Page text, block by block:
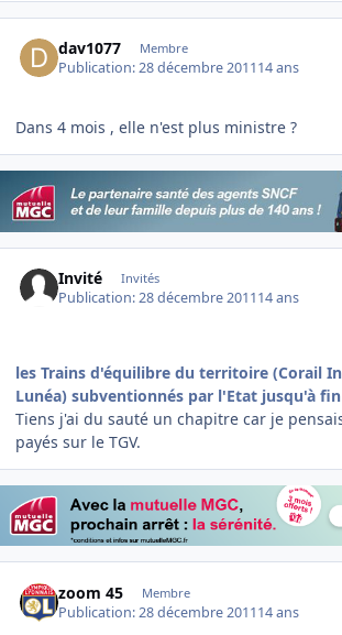
dav1077 Membre
Publication:28 décembre 201114 ans
Dans 4 mois , elle n'est plus ministre ?
Invité Invités
Publication:28 décembre 201114 ans
les Trains d'équilibre du territoire (Corail
Lunéa) subventionnés par l'Etat jusqu'à fin
Tiens j'ai du sauté un chapitre car je
payés sur le TGV.
zoom 45 Membre
Publication:28 décembre 201114 ans